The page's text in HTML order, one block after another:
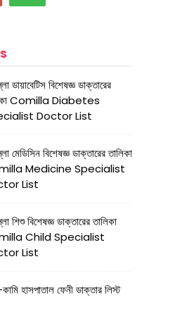
ডায়াবেটিস বিশেষজ্ঞ ডাক্তারের
Comilla Diabetes
Doctor List
মেডিসিন বিশেষজ্ঞ ডাক্তারের তালিকা
Medicine Specialist
List
শিশু বিশেষজ্ঞ ডাক্তারের তালিকা
Child Specialist
List
হাসপাতাল ফেনী ডাক্তার লিস্ট